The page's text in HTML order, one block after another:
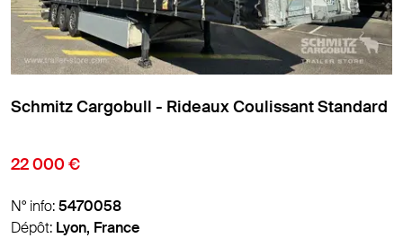
Schmitz Cargobull - Rideaux Coulissant
9 850 €
N° info:5474007
Dépôt:Lyon, France